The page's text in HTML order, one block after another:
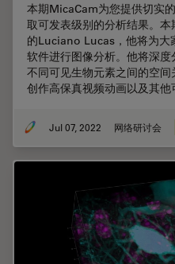
本期MicaCam为您提供切实
取可发表级别的分析结果。
的Luciano Lucas，他将为大
软件进行图像分析。他将深
不同可见生物元素之间的空
创作高保真视频动画以及其他
Jul 07, 2022 网络研讨会